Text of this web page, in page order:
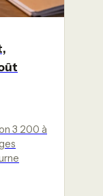
3 200 à